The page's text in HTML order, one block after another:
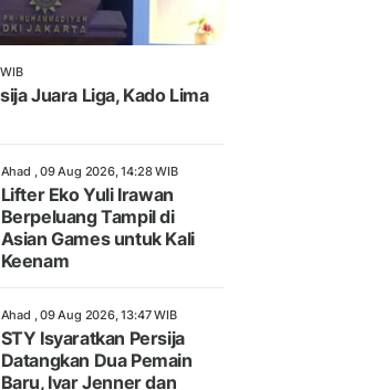
Juara Liga, Kado Lima
Ahad , 09 Aug 2026, 14:28 WIB
Lifter Eko Yuli Irawan
Berpeluang Tampil di
Asian Games untuk Kali
Keenam
Ahad , 09 Aug 2026, 13:47 WIB
STY Isyaratkan Persija
Datangkan Dua Pemain
Baru, Ivar Jenner dan